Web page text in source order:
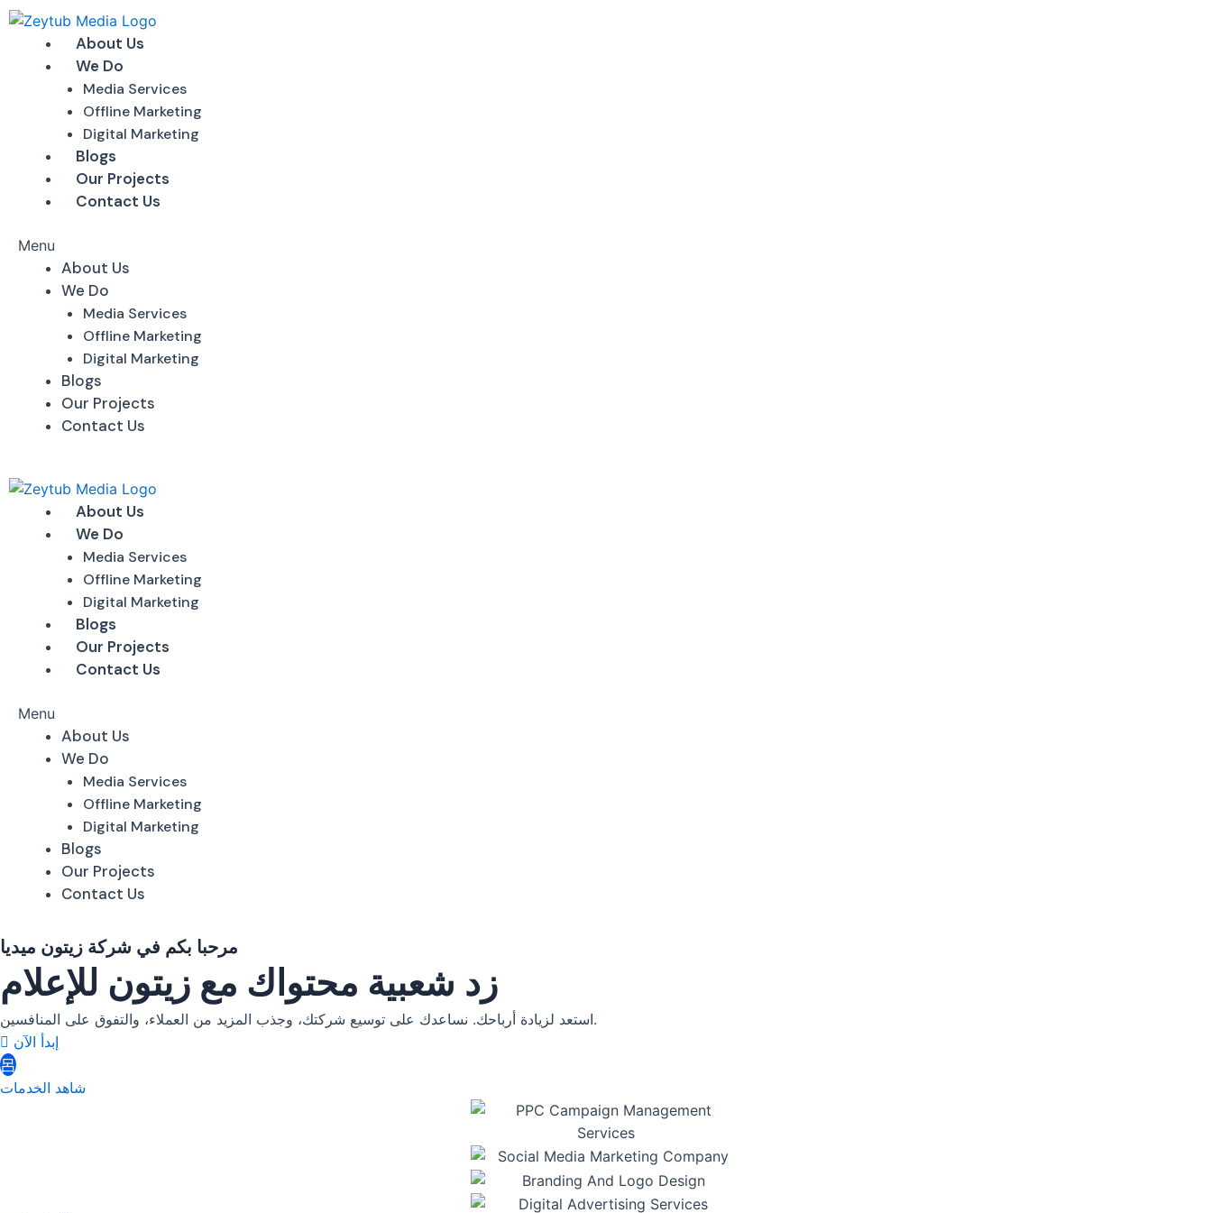
Skip
About Us
We Do
Media Services
Offline Marketing
Digital Marketing
Blogs
Our Projects
Contact Us
Menu
About Us
We Do
Media Services
Offline Marketing
Digital Marketing
Blogs
Our Projects
Contact Us
About Us
We Do
Media Services
Offline Marketing
Digital Marketing
Blogs
Our Projects
Contact Us
Menu
About Us
We Do
Media Services
Offline Marketing
Digital Marketing
Blogs
Our Projects
Contact Us
مرحبا بكم في شركة زيتون ميديا
زد شعبية محتواك مع زيتون للإعلام
استعد لزيادة أرباحك. نساعدك على توسيع شركتك، وجذب المزيد من العملاء، والتفوق على المنافسين.
إبدأ الآن
شاهد الخدمات